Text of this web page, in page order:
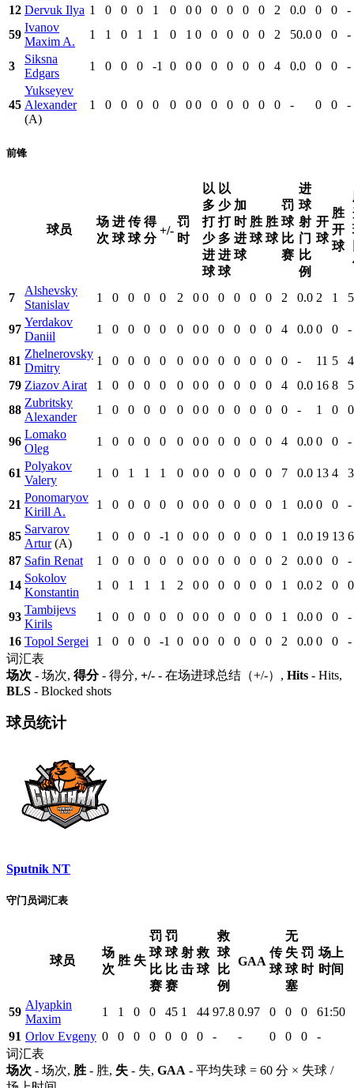
12 Dervuk Ilya 1 0 0 0 1 0 0 0 0 0 0 0 2 0.0 0 0
-
59
Ivanov
Maxim A.
1 1 0 1 1 0 1 0 0 0 0 0 2 50.0 0 0 -
3
Siksna
Edgars
1 0 0 0 -1 0 0 0 0 0 0 0 4 0.0 0 0 -
45
Yukseyev
Alexander
(A)
1 0 0 0 0 0 0 0 0 0 0 0 0 - 0 0 -
前锋
球员
场
次
进
球
传
球
得
分
+/-
罚
时
以
多
打
少
进
球
以
少
打
多
进
球
加
时
进
球
胜
球
胜
球
罚
球
比
赛
进
球
射
门
比
例
开
球
胜
开
球
7
Alshevsky
Stanislav
1 0 0 0 0 2 0 0 0 0 0 0 2 0.0 2 1
97
Yerdakov
Daniil
1 0 0 0 0 0 0 0 0 0 0 0 4 0.0 0 0 -
81
Zhelnerovsky
Dmitry
1 0 0 0 0 0 0 0 0 0 0 0 0 - 11 5
79 Ziazov Airat 1 0 0 0 0 0 0 0 0 0 0 0 4 0.0 16 8
88
Zubritsky
Alexander
1 0 0 0 0 0 0 0 0 0 0 0 0 - 1 0
96
Lomako
Oleg
1 0 0 0 0 0 0 0 0 0 0 0 4 0.0 0 0 -
61
Polyakov
Valery
1 0 1 1 1 0 0 0 0 0 0 0 7 0.0 13 4
21
Ponomaryov
Kirill A.
1 0 0 0 0 0 0 0 0 0 0 0 1 0.0 0 0 -
85
Sarvarov
Artur(A)
1 0 0 0 -1 0 0 0 0 0 0 0 1 0.0 19 13
87 Safin Renat 1 0 0 0 0 0 0 0 0 0 0 0 2 0.0 0 0
-
14
Sokolov
Konstantin
1 0 1 1 1 2 0 0 0 0 0 0 1 0.0 2 0
93
Tambijevs
Kirils
1 0 0 0 0 0 0 0 0 0 0 0 1 0.0 0 0
-
16 Topol Sergei 1 0 0 0 -1 0 0 0 0 0 0 0 2 0.0 0 0
-
词汇表
场次 - 场次, 得分- 得分, +/- - 在场进球总结（+/-）, Hits - Hits,
BLS - Blocked shots
球员统计
Sputnik NT
守门员词汇表
球员
场
次
胜 失
罚
球
比
赛
罚
球
比
赛
射
击
救
球
救
球
比
例
GAA
传
球
无
失
球
塞
罚
时
场上
时间
59
Alyapkin
Maxim
1 1 0 0 45 1 44 97.8 0.97 0 0 0
61:50
91 Orlov Evgeny 0 0 0 0 0 0 0 - - 0 0 0
-
词汇表
场次 - 场次, 胜 - 胜, 失 - 失, GAA - 平均失球 = 60 分 × 失球 /